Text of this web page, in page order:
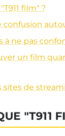
film" ?
confusion
à ne pas
un film
sites de
"T911